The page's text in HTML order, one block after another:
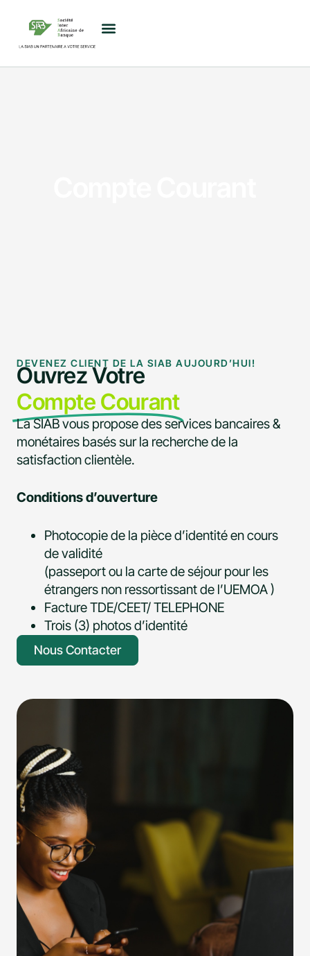
DEVENEZ CLIENT DE LA SIAB AUJOURD’HUI!
Ouvrez Votre
Compte Courant
La SIAB vous propose des services bancaires &
monétaires basés sur la recherche de la
satisfaction clientèle.
Conditions d’ouverture
Photocopie de la pièce d’identité en cours
de validité
(passeport ou la carte de séjour pour les
étrangers non ressortissant de l’UEMOA )
Facture TDE/CEET/ TELEPHONE
Trois (3) photos d’identité
Nous Contacter